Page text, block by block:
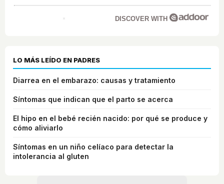
DISCOVER WITH
LO MÁS LEÍDO EN PADRES
Diarrea en el embarazo: causas y tratamiento
Síntomas que indican que el parto se acerca
El hipo en el bebé recién nacido: por qué se produce y
cómo aliviarlo
Síntomas en un niño celíaco para detectar la
intolerancia al gluten